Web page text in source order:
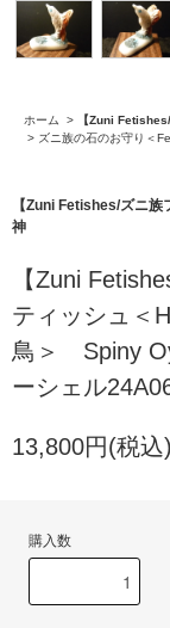
ホーム >
【Zuni
> ズニ族の石のお守り＜
【Zuni Fetishes/ズニ
神
【Zuni
ティッシュ＜
鳥＞ Spiny
ーシェル
13,800円(税込)
購入数